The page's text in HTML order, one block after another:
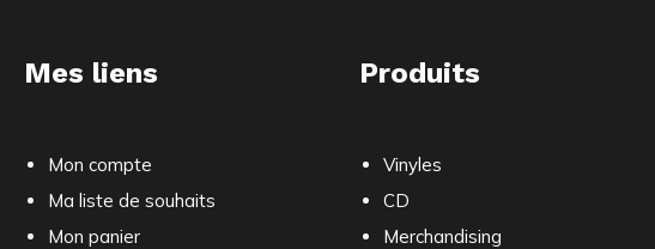
Mes liens
Mon compte
Ma liste de souhaits
Mon panier
Produits
Vinyles
CD
Merchandising